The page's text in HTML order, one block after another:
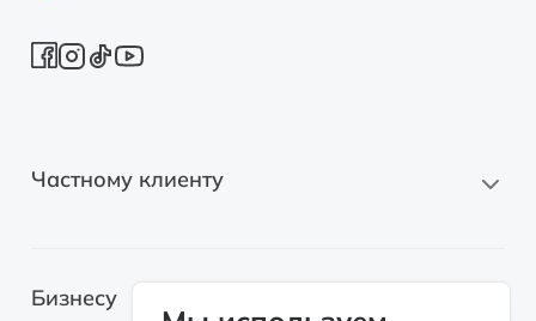
Частному клиенту
Автомобили с пробегом
Бизнесу